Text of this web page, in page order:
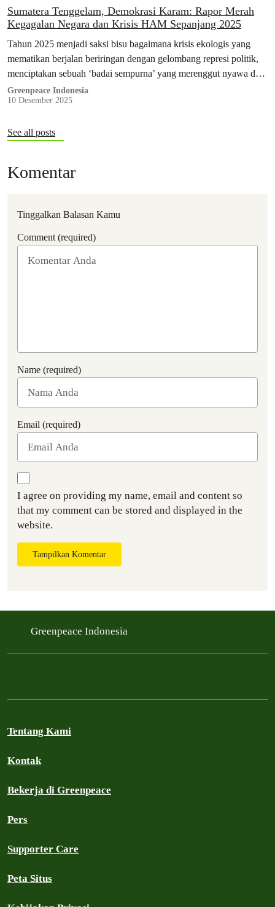
Sumatera Tenggelam, Demokrasi Karam: Rapor Merah
Kegagalan Negara dan Krisis HAM Sepanjang 2025
Tahun 2025 menjadi saksi bisu bagaimana krisis ekologis yang
mematikan berjalan beriringan dengan gelombang represi politik,
menciptakan sebuah ‘badai sempurna’ yang merenggut nyawa dan
membungkam suara rakyat secara sistematis.
Greenpeace Indonesia
10 Desember 2025
See all posts
Komentar
Tinggalkan Balasan Kamu
Comment (required)
Name (required)
Email (required)
I agree on providing my name, email and content so
that my comment can be stored and displayed in the
website.
Tampilkan Komentar
Greenpeace Indonesia
Tentang Kami
Kontak
Bekerja di Greenpeace
Pers
Supporter Care
Peta Situs